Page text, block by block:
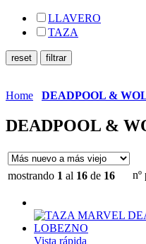
LLAVERO
TAZA
Home DEADPOOL &
DEADPOOL &
mostrando 1 al 16 de 16 nº
Vista rápida